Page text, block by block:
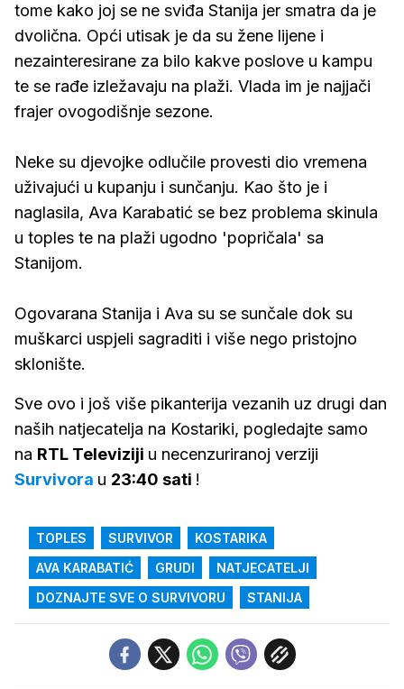
tome kako joj se ne sviđa Stanija jer smatra da je
dvolična. Opći utisak je da su žene lijene i
nezainteresirane za bilo kakve poslove u kampu
te se rađe izležavaju na plaži. Vlada im je najjači
frajer ovogodišnje sezone.
Neke su djevojke odlučile provesti dio vremena
uživajući u kupanju i sunčanju. Kao što je i
naglasila, Ava Karabatić se bez problema skinula
u toples te na plaži ugodno 'popričala' sa
Stanijom.
Ogovarana Stanija i Ava su se sunčale dok su
muškarci uspjeli sagraditi i više nego pristojno
sklonište.
Sve ovo i još više pikanterija vezanih uz drugi dan
naših natjecatelja na Kostariki, pogledajte samo
na RTL Televiziji u necenzuriranoj verziji
Survivora u 23:40 sati !
TOPLES SURVIVOR
KOSTARIKA
AVA KARABATIĆ
GRUDI
NATJECATELJI
DOZNAJTE SVE O SURVIVORU
STANIJA